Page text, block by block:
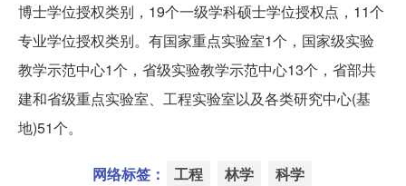
博士学位授权类别，19个一级学科硕士学位授权点，11个
专业学位授权类别。有国家重点实验室1个，国家级实验
教学示范中心1个，省级实验教学示范中心13个，省部共
建和省级重点实验室、工程实验室以及各类研究中心(基
地)51个。
网络标签： 工程 林学 科学